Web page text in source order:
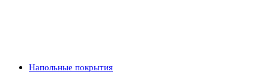
Напольные покрытия